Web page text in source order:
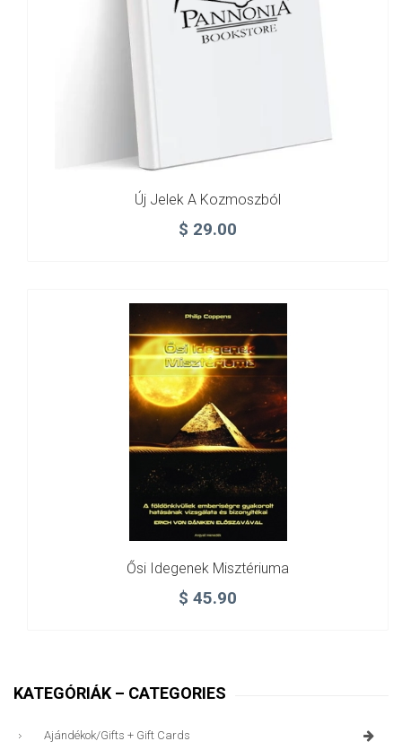
Új Jelek A Kozmoszból
$ 29.00
Ősi Idegenek Misztériuma
$ 45.90
KATEGÓRIÁK – CATEGORIES
Ajándékok/gifts + Gift Cards